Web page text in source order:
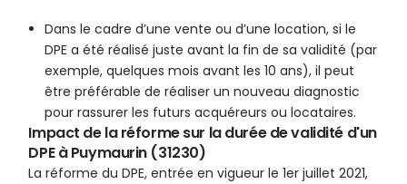
Dans le cadre d’une vente ou d’une location, si le
DPE a été réalisé juste avant la fin de sa validité (par
exemple, quelques mois avant les 10 ans), il peut
être préférable de réaliser un nouveau diagnostic
pour rassurer les futurs acquéreurs ou locataires.
Impact de la réforme sur la durée de validité d'un
DPE à Puymaurin (31230)
La réforme du DPE, entrée en vigueur le 1er juillet 2021,